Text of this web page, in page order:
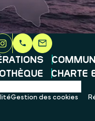
CHARTE
Gestion des cookies